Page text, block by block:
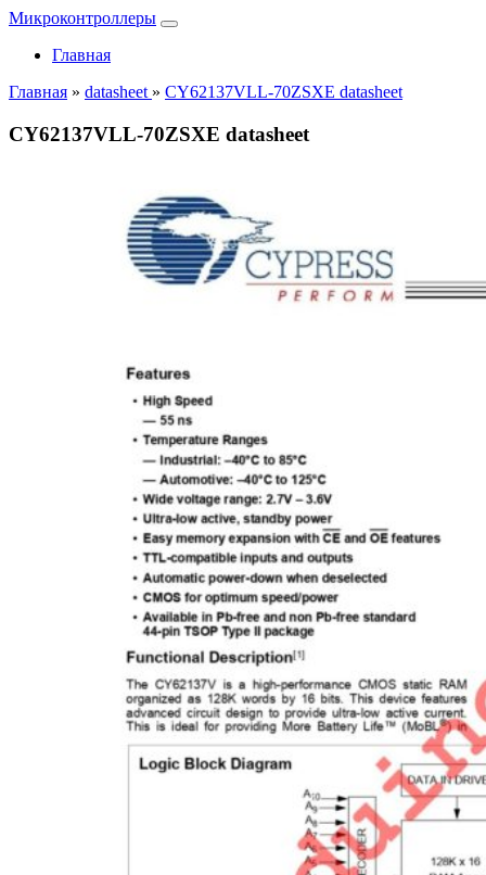
Микроконтроллеры
Главная
Главная » datasheet » CY62137VLL-70ZSXE datasheet
CY62137VLL-70ZSXE datasheet